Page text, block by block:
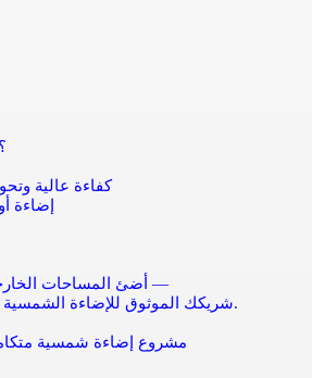
لماذا Prodigital Technology Corp.؟
كفاءة عالية
إضاءة
أضئ المساحات الخارجية بطريقة اقتصادية وصديقة للبيئة —
اختر Prodigital Technology Corp.، شريكك الموثوق للإضاءة الشمسية.
مشروع إضاءة شمسية متكامل